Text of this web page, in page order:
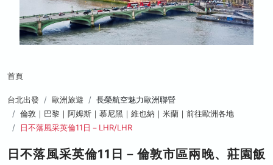
首頁
台北出發 歐洲旅遊
長榮航空魅力歐洲聯營
倫敦｜巴黎｜阿姆斯｜慕尼黑｜維也納｜米蘭｜前往歐洲各地
日不落風采英倫11日－LHR/LHR
日不落風采英倫11日－倫敦市區兩晚、莊園飯